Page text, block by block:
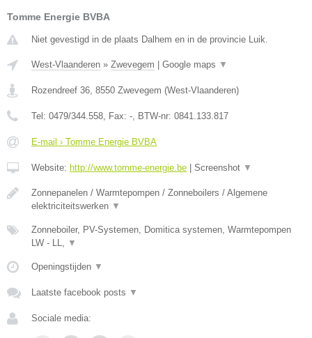
Tomme Energie BVBA
Niet gevestigd in de plaats Dalhem en in de provincie Luik.
West-Vlaanderen » Zwevegem | Google maps ▼
Rozendreef 36 8550 Zwevegem (West-Vlaanderen)
Tel: 0479/344.558 , Fax: - , BTW-nr: 0841.133.817
E-mail › Tomme Energie BVBA
Website: http://www.tomme-energie.be | Screenshot ▼
Zonnepanelen / Warmtepompen / Zonneboilers / Algemene
elektriciteitswerken ▼
Zonneboiler, PV-Systemen, Domitica systemen, Warmtepompen
LW - LL,
▼
Openingstijden ▼
Laatste facebook posts ▼
Sociale media: